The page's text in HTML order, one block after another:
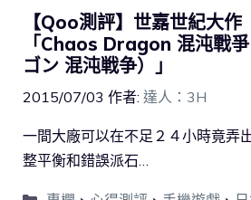
【Qoo測評】世嘉世紀大作
「Chaos Dragon 混沌戰
ゴン 混沌戦争）」
2015/07/03 作者: 達人：3H
一間大廠可以在不足２４小時竟弄
整平衡和錯誤派石…